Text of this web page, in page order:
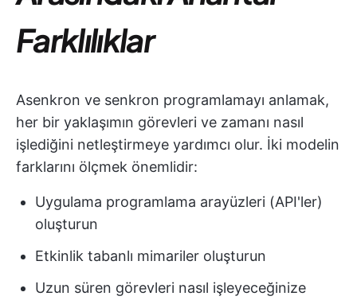
Farklılıklar
Asenkron ve senkron programlamayı anlamak,
her bir yaklaşımın görevleri ve zamanı nasıl
işlediğini netleştirmeye yardımcı olur. İki modelin
farklarını ölçmek önemlidir:
Uygulama programlama arayüzleri (API'ler)
oluşturun
Etkinlik tabanlı mimariler oluşturun
Uzun süren görevleri nasıl işleyeceğinize